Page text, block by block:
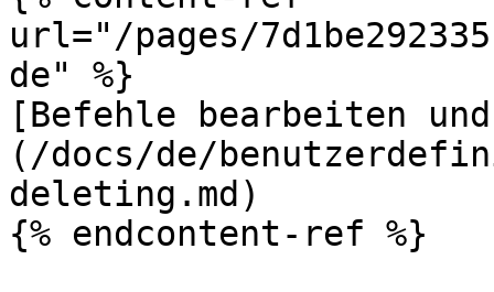
url="/pages/
de" %}
[Befehle bearbeiten
(/docs/de/
deleting.md)
{% endcontent-ref %}